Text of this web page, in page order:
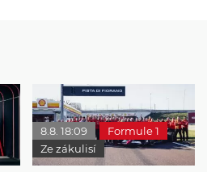
8.8. 18:09
Formule 1
Ze zákulisí